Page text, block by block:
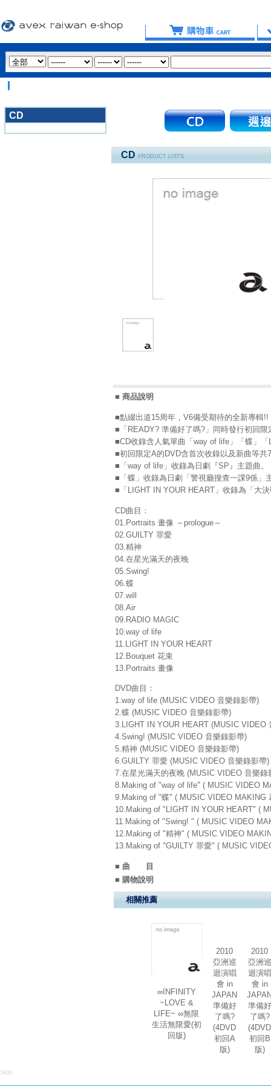
CD
CD PRODUCT LISTS
■ 商品說明
■點綴出道15周年，V6備受期待的全新專輯!!
■「READY? 準備好了嗎?」同時發行初回
■CD收錄含人氣單曲「way of life」「蝶」
■初回限定A的DVD含首次收錄以及新曲等
■「way of life」收錄為日劇『SP』主題曲。
■「蝶」收錄為日劇「警視廳搜查一課9係」
■「LIGHT IN YOUR HEART」收錄為「大
CD曲目：
01.Portraits 畫像 ～prologue～
02.GUILTY 罪愛
03.精神
04.在星光滿天的夜晚
05.Swing!
06.蝶
07.will
08.Air
09.RADIO MAGIC
10.way of life
11.LIGHT IN YOUR HEART
12.Bouquet 花束
13.Portraits 畫像
DVD曲目：
1.way of life (MUSIC VIDEO 音樂錄影帶)
2.蝶 (MUSIC VIDEO 音樂錄影帶)
3.LIGHT IN YOUR HEART (MUSIC VIDEO
4.Swing! (MUSIC VIDEO 音樂錄影帶)
5.精神 (MUSIC VIDEO 音樂錄影帶)
6.GUILTY 罪愛 (MUSIC VIDEO 音樂錄影帶)
7.在星光滿天的夜晚 (MUSIC VIDEO 音樂錄
8.Making of "way of life" ( MUSIC VIDEO
9.Making of "蝶" ( MUSIC VIDEO MAKING
10.Making of "LIGHT IN YOUR HEART" (
11.Making of "Swing! " ( MUSIC VIDEO
12.Making of "精神" ( MUSIC VIDEO
13.Making of "GUILTY 罪愛" ( MUSIC
■ 曲 目
■ 購物說明
相關推薦
∞INFINITY
~LOVE &
LIFE~ ∞無限
生活無限愛(初
回版)
2010
亞洲巡
迴演唱
會 in
JAPAN
準備好
了嗎?
(4DVD
初回A
版)
2010
亞洲巡
迴演唱
會 in
準備好
了嗎?
(4DVD
初回B
版)
3400